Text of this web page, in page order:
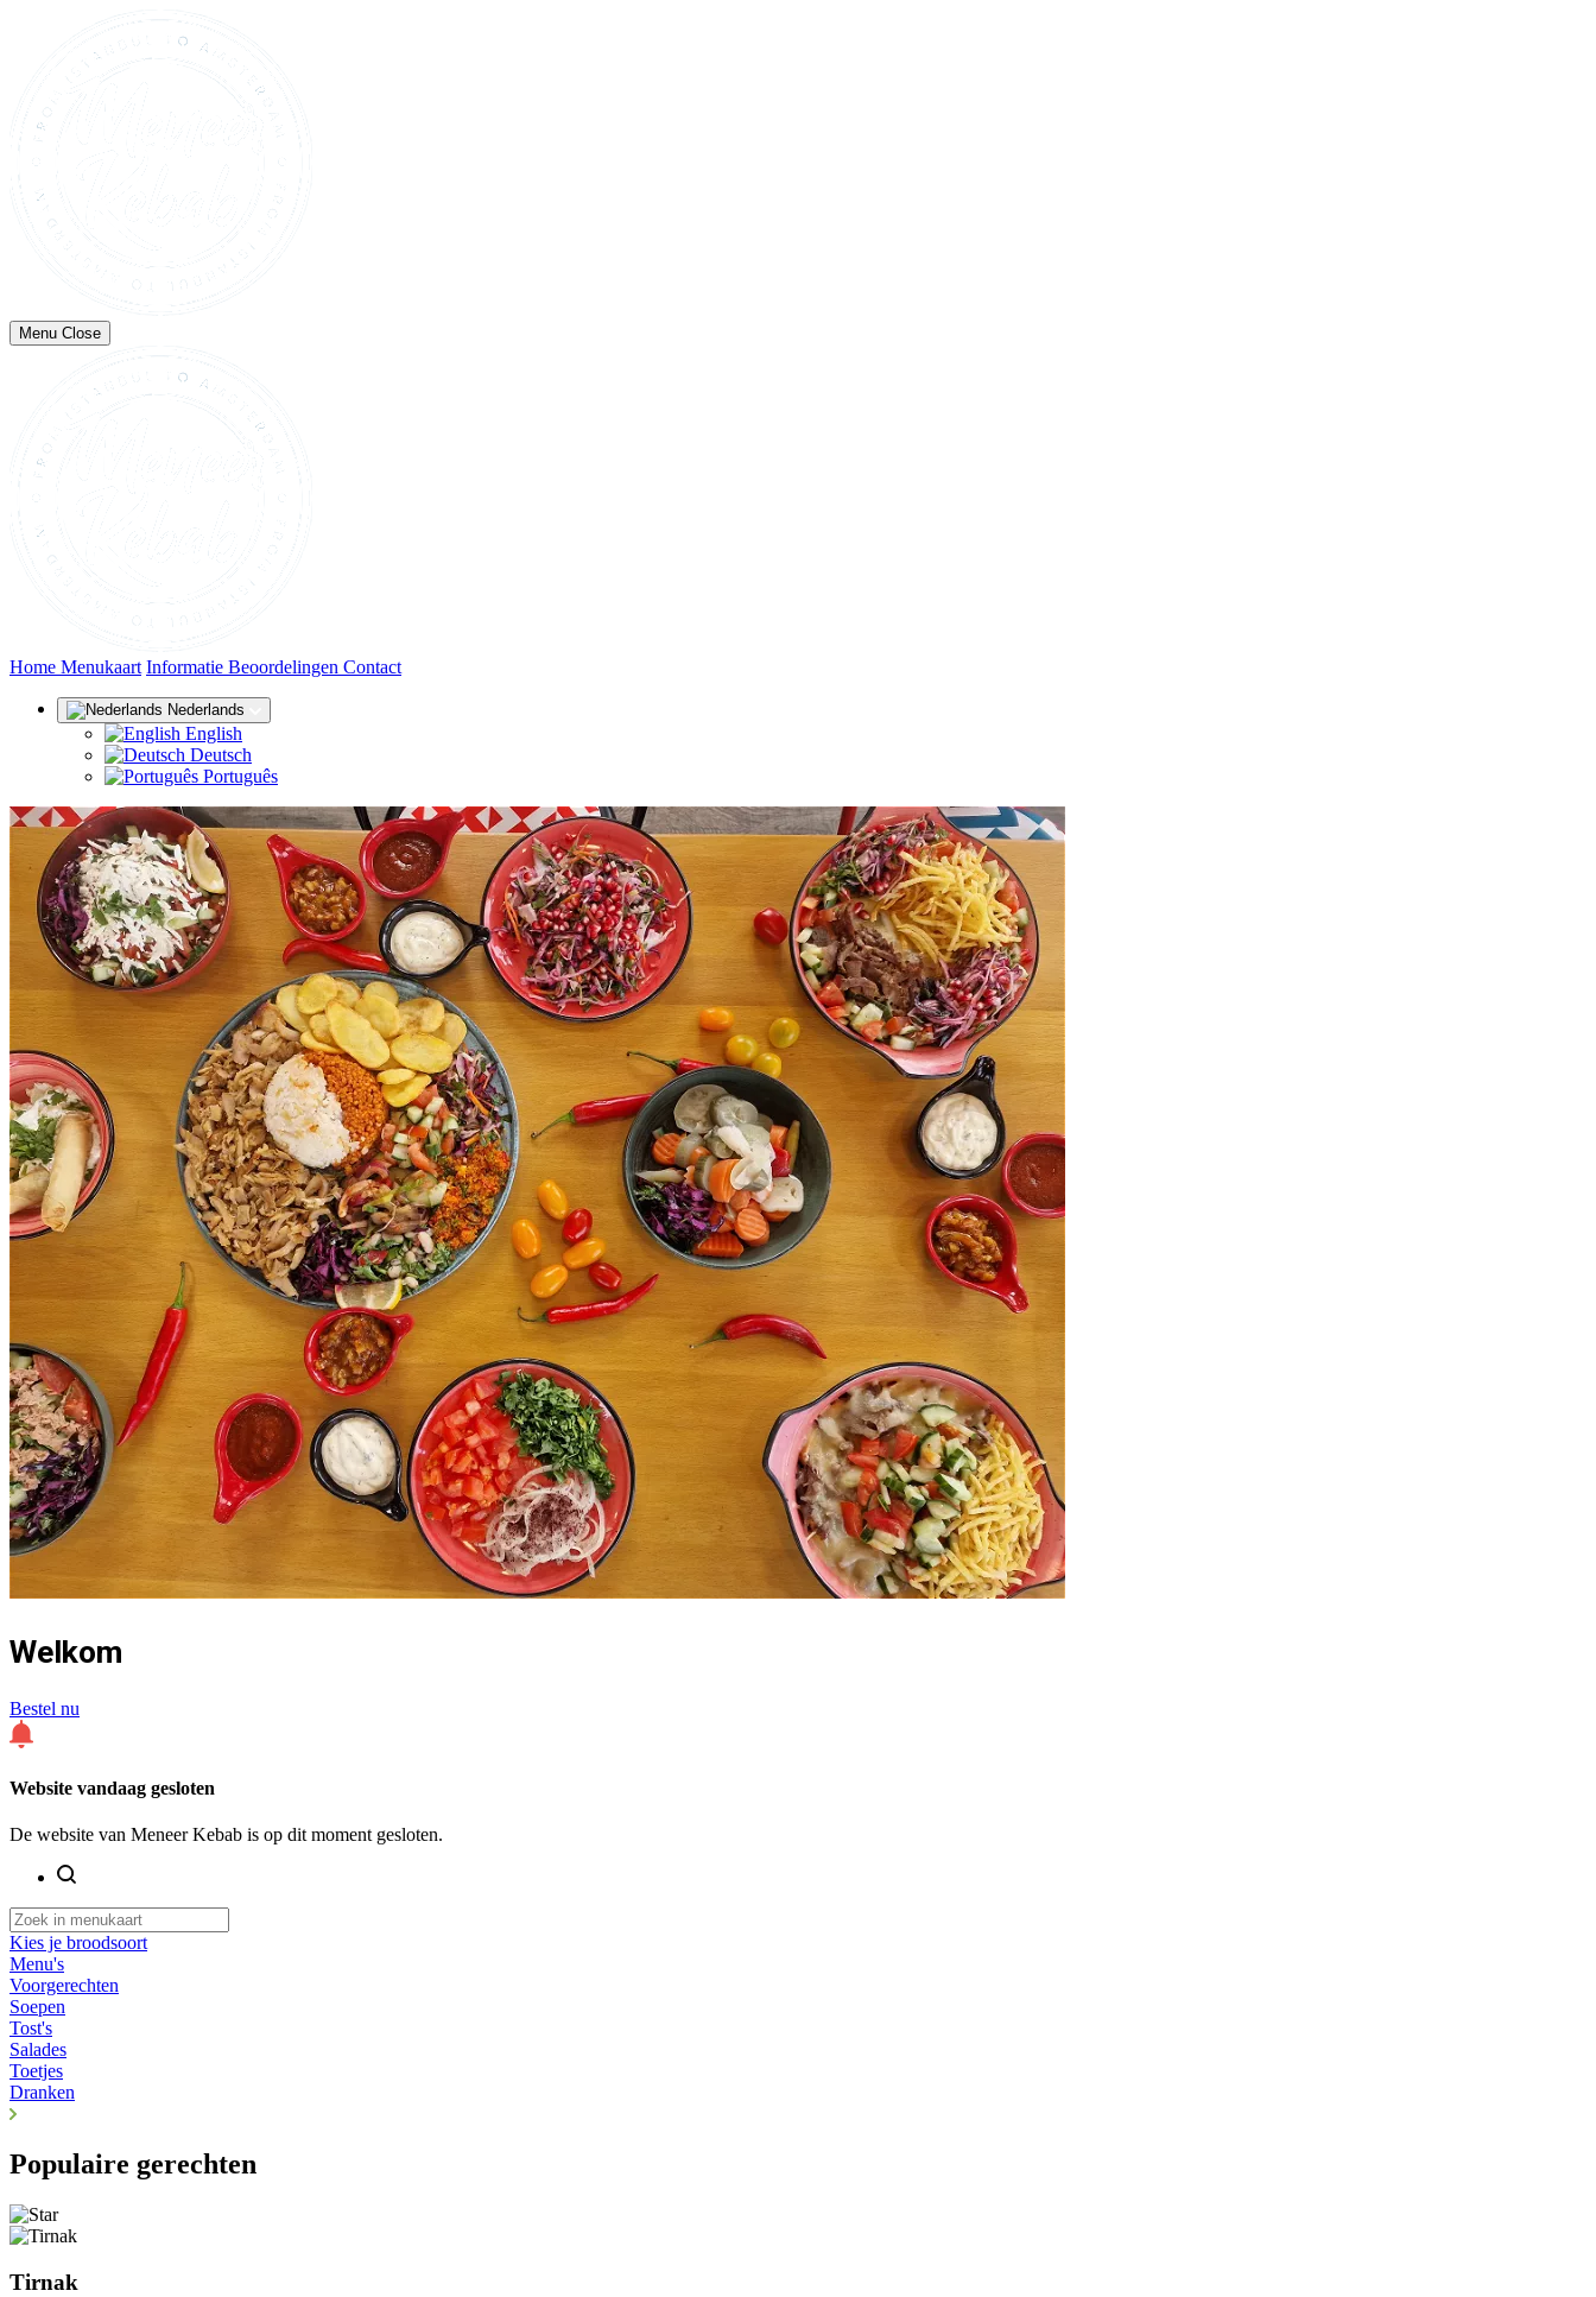
Menu Close
Home (huidige)
Menukaart Informatie Beoordelingen Contact
Nederlands
English
Deutsch
Português
Welkom
Bestel nu
Website vandaag gesloten
De website van Meneer Kebab is op dit moment gesloten.
Kies je broodsoort
Menu's
Voorgerechten
Soepen
Tost's
Salades
Toetjes
Dranken
Populaire gerechten
Tirnak